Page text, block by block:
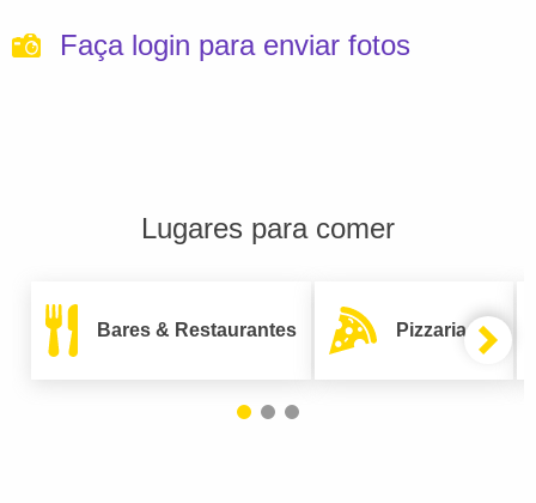
Faça login para enviar fotos
Lugares para comer
Bares & Restaurantes Pizzarias